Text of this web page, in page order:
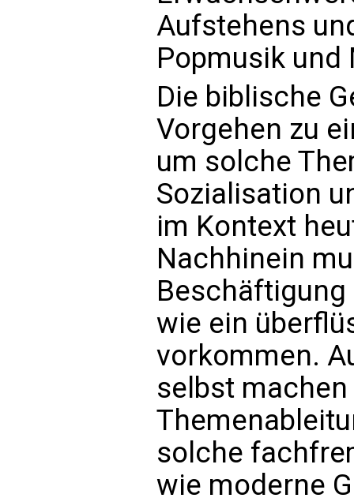
Aufstehens
Popmusik und
Die biblische
Vorgehen zu
um solche
Sozialisation
im Kontext
Nachhinein
wie ein
vorkommen.
selbst
solche
wie moderne